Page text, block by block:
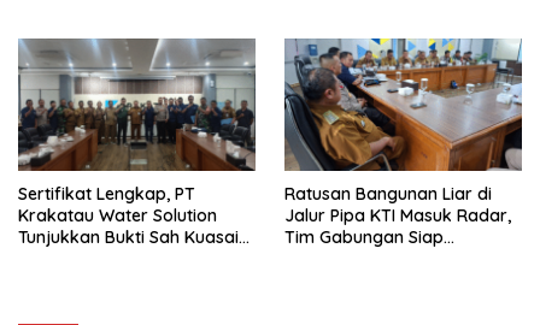
Sertifikat Lengkap, PT
Krakatau Water Solution
Tunjukkan Bukti Sah Kuasai
Ratusan Bangunan Liar di
Jalur Pipa KTI Masuk Radar,
Tim Gabungan Siap